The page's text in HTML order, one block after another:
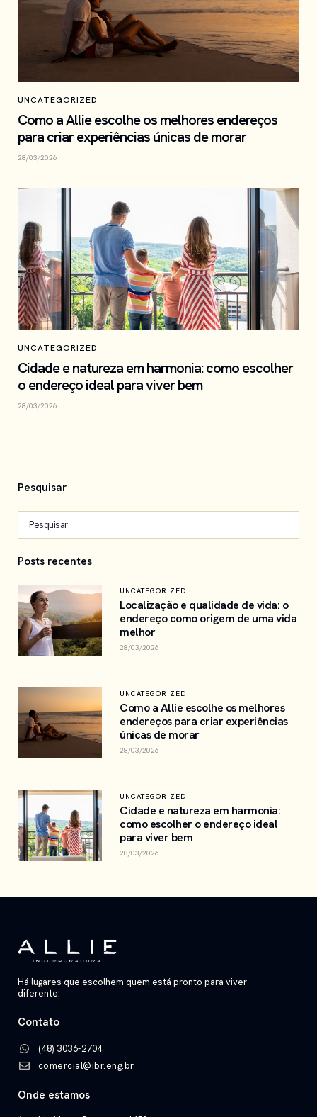
UNCATEGORIZED
Como a Allie escolhe os melhores endereços
para criar experiências únicas de morar
28/03/2026
UNCATEGORIZED
Cidade e natureza em harmonia: como escolher
o endereço ideal para viver bem
28/03/2026
Pesquisar
Posts recentes
UNCATEGORIZED
Localização e qualidade de vida: o
endereço como origem de uma vida
melhor
28/03/2026
UNCATEGORIZED
Como a Allie escolhe os melhores
endereços para criar experiências
únicas de morar
28/03/2026
UNCATEGORIZED
Cidade e natureza em harmonia:
como escolher o endereço ideal
para viver bem
28/03/2026
Há lugares que escolhem quem está pronto para viver
diferente.
Contato
(48) 3036-2704
comercial@ibr.eng.br
Onde estamos